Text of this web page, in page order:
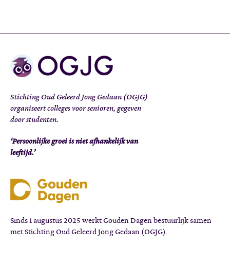
Stichting Oud Geleerd Jong Gedaan (OGJG)
organiseert colleges voor senioren, gegeven
door studenten.
‘Persoonlijke groei is niet afhankelijk van
leeftijd.’
Sinds 1 augustus 2025 werkt Gouden Dagen bestuurlijk samen
met Stichting Oud Geleerd Jong Gedaan (OGJG).